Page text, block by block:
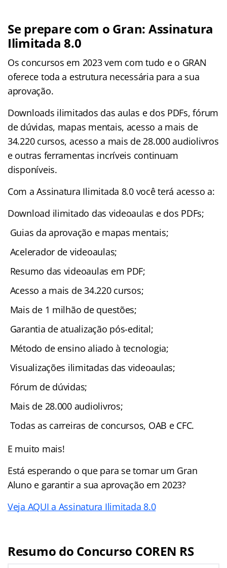
Se prepare com o Gran: Assinatura
Ilimitada 8.0
Os concursos em 2023 vem com tudo e o GRAN
oferece toda a estrutura necessária para a sua
aprovação.
Downloads ilimitados das aulas e dos PDFs, fórum
de dúvidas, mapas mentais, acesso a mais de
34.220 cursos, acesso a mais de 28.000 audiolivros
e outras ferramentas incríveis continuam
disponíveis.
Com a Assinatura Ilimitada 8.0 você terá acesso a:
Download ilimitado das videoaulas e dos PDFs;
Guias da aprovação e mapas mentais;
Acelerador de videoaulas;
Resumo das videoaulas em PDF;
Acesso a mais de 34.220 cursos;
Mais de 1 milhão de questões;
Garantia de atualização pós-edital;
Método de ensino aliado à tecnologia;
Visualizações ilimitadas das videoaulas;
Fórum de dúvidas;
Mais de 28.000 audiolivros;
Todas as carreiras de concursos, OAB e CFC.
E muito mais!
Está esperando o que para se tornar um Gran
Aluno e garantir a sua aprovação em 2023?
Veja AQUI a Assinatura Ilimitada 8.0
Resumo do Concurso COREN RS